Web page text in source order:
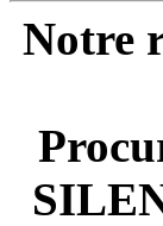
Notre